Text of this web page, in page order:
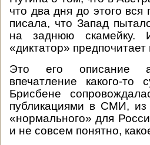
что два дня до этого
писала, что Запад
на заднюю скамейку.
«диктатор»
Это его описание
впечатление какого-
Брисбене
публикациями в СМИ, из
«нормального» для
и не совсем понятно,